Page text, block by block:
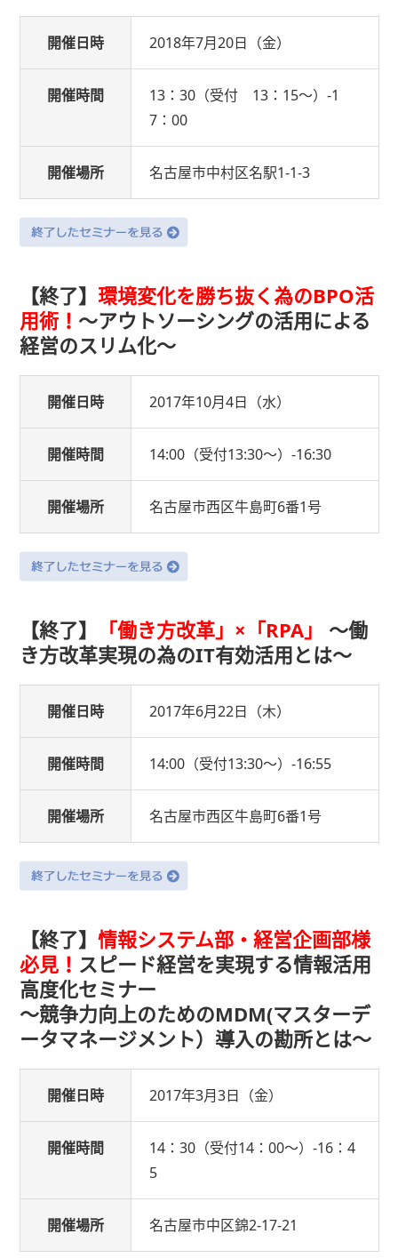
開催日時 2018年7月20日（金）
開催時間
13：30（受付 13：15〜）-1
7：00
開催場所 名古屋市中村区名駅1-1-3
【終了】 環境変化を勝ち抜く為のBPO活
用術！ 〜アウトソーシングの活用による
経営のスリム化〜
開催日時 2017年10月4日（水）
開催時間 14:00（受付13:30〜）-16:30
開催場所 名古屋市西区牛島町6番1号
【終了】 「働き方改革」×「RPA」
〜働
き方改革実現の為のIT有効活用とは〜
開催日時 2017年6月22日（木）
開催時間 14:00（受付13:30〜）-16:55
開催場所 名古屋市西区牛島町6番1号
【終了】 情報システム部・経営企画部様
必見！ スピード経営を実現する情報活用
高度化セミナー
〜競争力向上のためのMDM(マスターデ
ータマネージメント）導入の勘所とは〜
開催日時 2017年3月3日（金）
開催時間
14：30（受付14：00〜）-16：4
5
開催場所 名古屋市中区錦2-17-21